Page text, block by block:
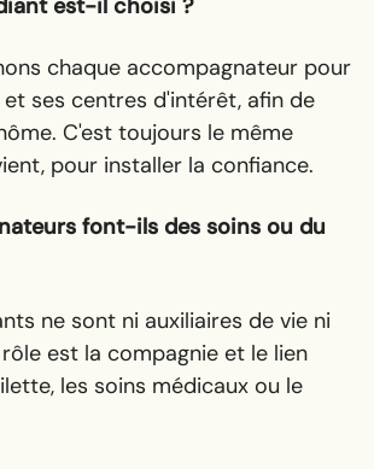
est-il choisi ?
chaque accompagnateur pour
ses centres d'intérêt, afin de
C'est toujours le même
pour installer la confiance.
font-ils des soins ou du
ne sont ni auxiliaires de vie ni
est la compagnie et le lien
les soins médicaux ou le